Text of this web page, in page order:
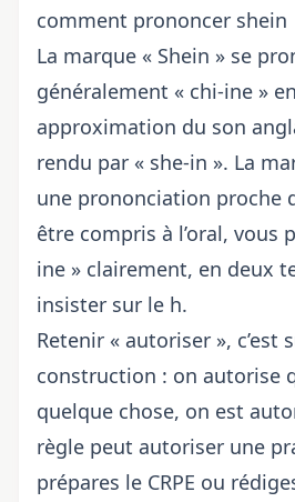
comment prononcer shein
La marque « Shein » se
généralement « chi-ine »
approximation du son
rendu par « she-in ». La
une prononciation proche
être compris à l’oral, vous
ine » clairement, en deux
insister sur le h.
Retenir « autoriser », c’est
construction : on autorise
quelque chose, on est
règle peut autoriser une
prépares le CRPE ou